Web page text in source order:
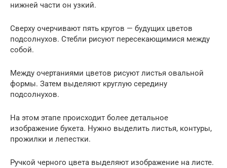
нижней части он узкий.
Сверху очерчивают пять кругов — будущих цветов
подсолнухов. Стебли рисуют пересекающимися между
собой.
Между очертаниями цветов рисуют листья овальной
формы. Затем выделяют круглую середину
подсолнухов.
На этом этапе происходит более детальное
изображение букета. Нужно выделить листья, контуры,
прожилки и лепестки.
Ручкой черного цвета выделяют изображение на листе.